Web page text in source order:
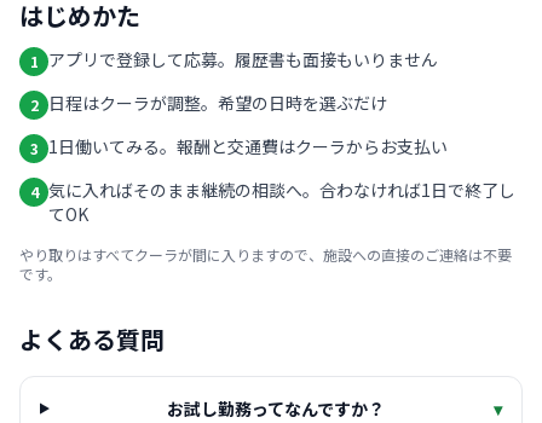
はじめかた
1 アプリで登録して応募。履歴書も面接もいりません
2 日程はクーラが調整。希望の日時を選ぶだけ
3 1日働いてみる。報酬と交通費はクーラからお支払い
4 気に入ればそのまま継続の相談へ。合わなければ1日で終了し
てOK
やり取りはすべてクーラが間に入りますので、施設への直接のご連絡は不要
です。
よくある質問
お試し勤務ってなんですか？ ▾